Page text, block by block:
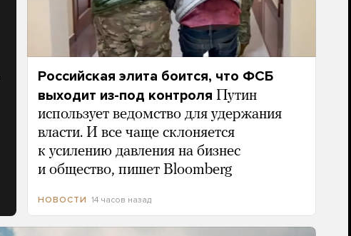
Российская элита боится, что ФСБ
выходит из-под контроля Путин
использует ведомство для удержания
власти. И все чаще склоняется
к усилению давления на бизнес
и общество, пишет Bloomberg
НОВОСТИ 14 часов назад